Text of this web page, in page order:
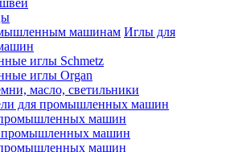
машинам Иглы для
иглы Schmetz
иглы Organ
масло, светильники
для промышленных машин
машин
машин
машин